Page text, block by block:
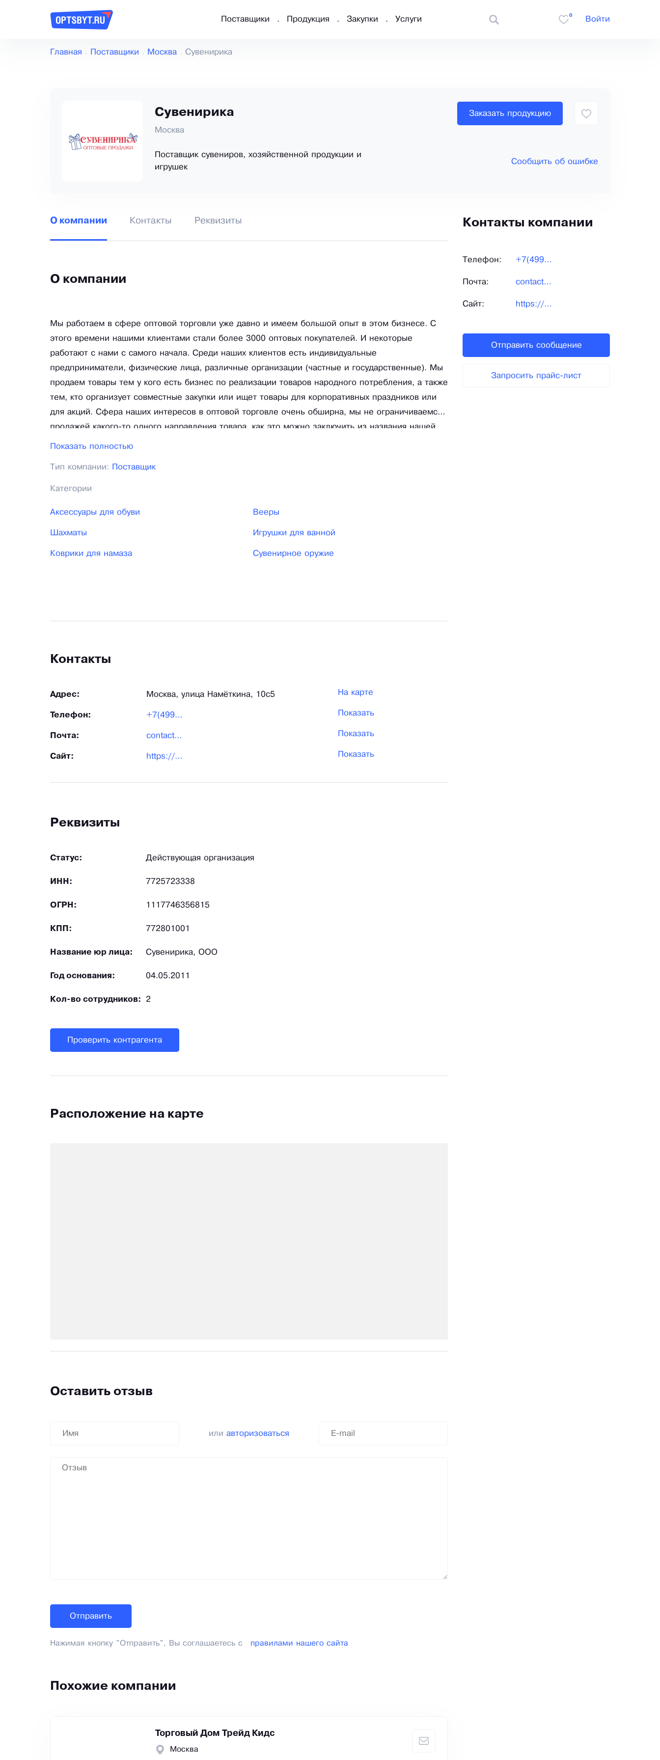
Поставщики Продукция Закупки Услуги
0
Войти
Главная Поставщики Москва Сувенирика
Сувенирика
Москва
Поставщик сувениров, хозяйственной продукции и
игрушек
Заказать продукцию
Сообщить об ошибке
О компании Контакты Реквизиты
О компании
Мы работаем в сфере оптовой торговли уже давно и имеем большой опыт в этом бизнесе. С
этого времени нашими клиентами стали более 3000 оптовых покупателей. И некоторые
работают с нами с самого начала. Среди наших клиентов есть индивидуальные
предприниматели, физические лица, различные организации (частные и государственные). Мы
продаем товары тем у кого есть бизнес по реализации товаров народного потребления, а также
тем, кто организует совместные закупки или ищет товары для корпоративных праздников или
для акций. Сфера наших интересов в оптовой торговле очень обширна, мы не ограничиваемся
продажей какого-то одного направления товара, как это можно заключить из названия нашей
компании - ООО «СУВЕНИРИКА». Но также верно и то, что основная наша деятельность это
Показать полностью
Тип компании: Поставщик
Категории
Аксессуары для обуви Вееры
Шахматы Игрушки для ванной
Коврики для намаза Сувенирное оружие
Контакты
Адрес: Москва, улица Намёткина, 10с5 На карте
Телефон: +7(499)390-47-05 Показать
Почта: contact@001ru.ru Показать
Сайт: https://001ru.ru/ Показать
Реквизиты
Статус: Действующая организация
ИНН: 7725723338
ОГРН: 1117746356815
КПП: 772801001
Название юр лица: Сувенирика, ООО
Год основания: 04.05.2011
Кол-во сотрудников: 2
Проверить контрагента
Расположение на карте
Оставить отзыв
или авторизоваться
Нажимая кнопку "Отправить", Вы соглашаетесь с правилами нашего сайта
Похожие компании
Торговый Дом Трейд Кидс
Москва
Контакты компании
Телефон: +7(499)390-47-05
Почта: contact@001ru.ru
Сайт: https://001ru.ru/
Отправить сообщение
Запросить прайс-лист